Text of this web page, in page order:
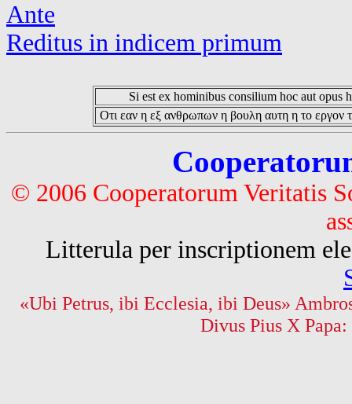
Ante
Reditus in indicem primum
Si est ex hominibus consilium hoc aut opus
Οτι εαν η εξ ανθρωπων η βουλη αυτη η το εργον
© 2006 Cooperatorum Veritatis
Litterula per inscriptionem
«Ubi Petrus, ibi Ecclesia, ibi Deus»
Divus Pius X Papa: